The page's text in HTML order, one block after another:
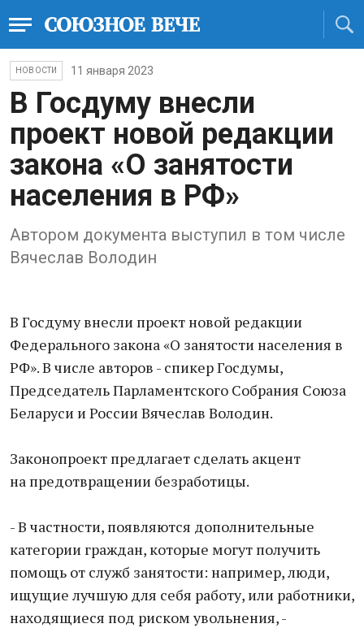
НОВОСТИ 11 января 2023
В Госдуму внесли
проект новой редакции
закона «О занятости
населения в РФ»
Автором документа выступил в том числе
Вячеслав Володин
В Госдуму внесли проект новой редакции
Федерального закона «О занятости населения в
РФ». В числе авторов - спикер Госдумы,
Председатель Парламентского Собрания Союза
Беларуси и России Вячеслав Володин.
Законопроект предлагает сделать акцент
на предотвращении безработицы.
- В частности, появляются дополнительные
категории граждан, которые могут получить
помощь от служб занятости: например, люди,
ищущие лучшую для себя работу, или работники,
находящиеся под риском увольнения, -